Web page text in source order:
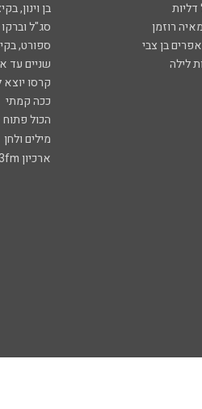
דליות בן וינון,
רוזמן סג"ל
בן צבי ספורט,
לילה שניים עד
קרסו יוצא
ככה קמתי
הכול פתוח
מילים ולחן
ארכיון 103fm